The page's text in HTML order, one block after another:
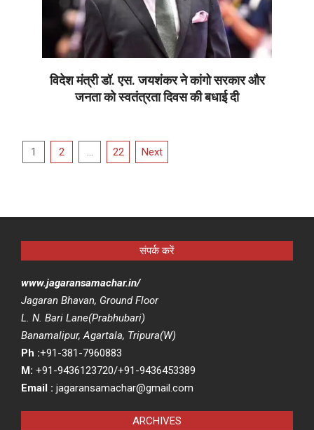
विदेश मंत्री डॉ. एस. जयशंकर ने कांगो सरकार और
जनता को स्वतंत्रता दिवस की बधाई दी
Posts
1 2 22 Next
संपर्क करें
www.jagaransamachar.in/
Jagaran Bhavan, Ground Floor
L. N. Bari Lane(Prabhubari)
Banamalipur, Agartala, Tripura(W)
Ph :+91-381-7960883
M: +91-9436123720/+91-9436453389
Email : jagaransamachar@gmail.com
ARCHIVES